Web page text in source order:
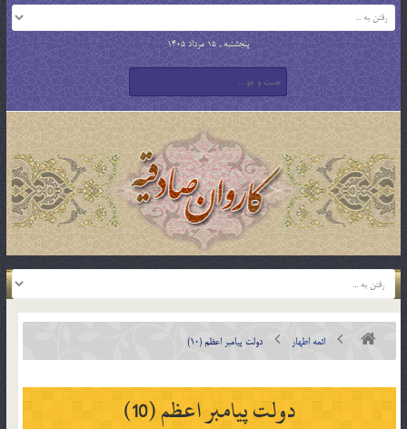
پنجشنبه , 15 مرداد 1405
ائمه اطهار دولت پيامبر اعظم (10)
دولت پيامبر اعظم (10)